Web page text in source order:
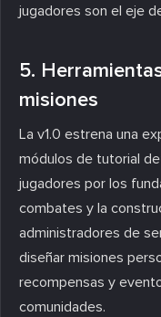
jugadores son el eje
5.
misiones
La v1.0 estrena una
módulos de tutorial
jugadores por los
combates y la
administradores de
diseñar misiones
recompensas y
comunidades.